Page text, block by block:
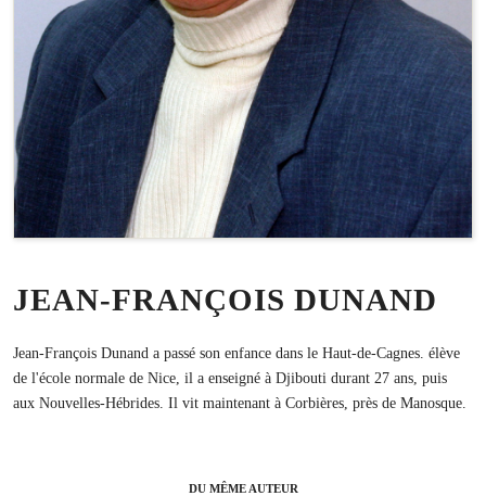
JEAN-FRANÇOIS DUNAND
Jean-François Dunand a passé son enfance dans le Haut-de-Cagnes. élève
de l'école normale de Nice, il a enseigné à Djibouti durant 27 ans, puis
aux Nouvelles-Hébrides. Il vit maintenant à Corbières, près de Manosque.
DU MÊME AUTEUR